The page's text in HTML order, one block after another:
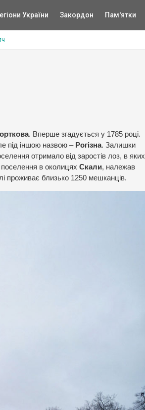
України Закордон Пам'ятки
. Вперше згадується у 1785 році.
під іншою назвою – Рогізна. Залишки
отримало від заростів лоз, в яких
поселення в околицях Скали, належав
проживає близько 1250 мешканців.